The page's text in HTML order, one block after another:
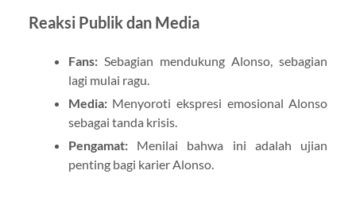
Reaksi Publik dan Media
Fans:Sebagian mendukung Alonso, sebagian
lagi mulai ragu.
Media:Menyoroti ekspresi emosional Alonso
sebagai tanda krisis.
Pengamat:Menilai bahwa ini adalah ujian
penting bagi karier Alonso.